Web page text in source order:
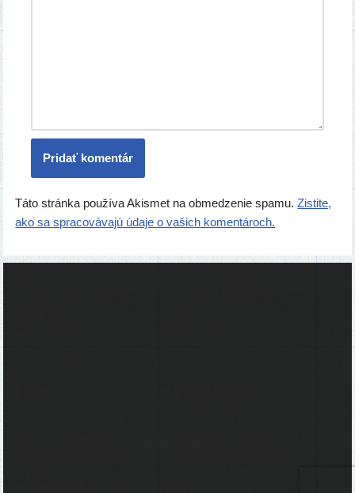
Táto stránka používa Akismet na obmedzenie spamu.Zistite,
ako sa spracovávajú údaje o vašich komentároch.